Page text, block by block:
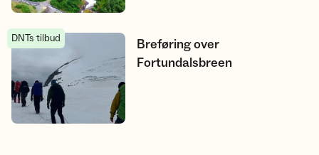
Breføring over Fortundalsbreen
DNTs tilbud
Breføring over
Fortundalsbreen